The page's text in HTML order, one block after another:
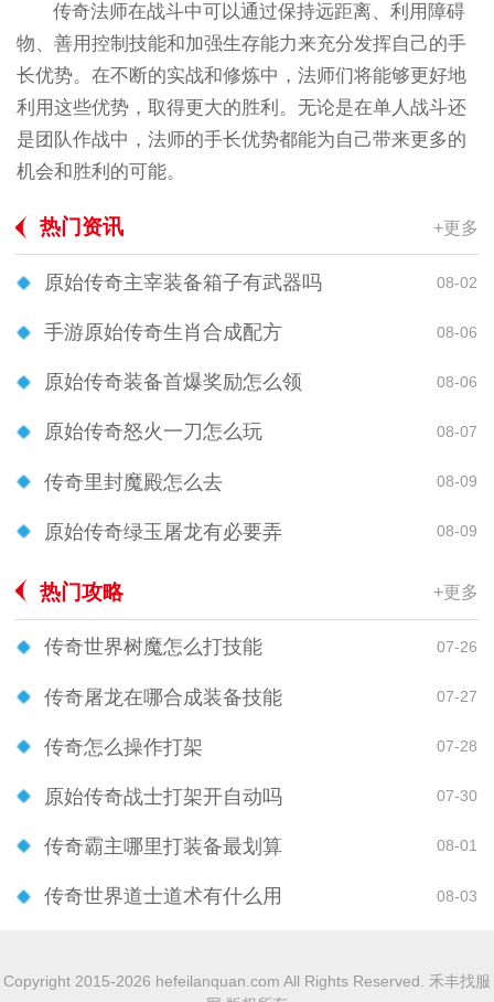
传奇法师在战斗中可以通过保持远距离、利用障碍
物、善用控制技能和加强生存能力来充分发挥自己的手
长优势。在不断的实战和修炼中，法师们将能够更好地
利用这些优势，取得更大的胜利。无论是在单人战斗还
是团队作战中，法师的手长优势都能为自己带来更多的
机会和胜利的可能。
热门资讯 +更多
原始传奇主宰装备箱子有武器吗 08-02
手游原始传奇生肖合成配方 08-06
原始传奇装备首爆奖励怎么领 08-06
原始传奇怒火一刀怎么玩 08-07
传奇里封魔殿怎么去 08-09
原始传奇绿玉屠龙有必要弄 08-09
热门攻略 +更多
传奇世界树魔怎么打技能 07-26
传奇屠龙在哪合成装备技能 07-27
传奇怎么操作打架 07-28
原始传奇战士打架开自动吗 07-30
传奇霸主哪里打装备最划算 08-01
传奇世界道士道术有什么用 08-03
Copyright 2015-2026 hefeilanquan.com All Rights Reserved. 禾丰找服